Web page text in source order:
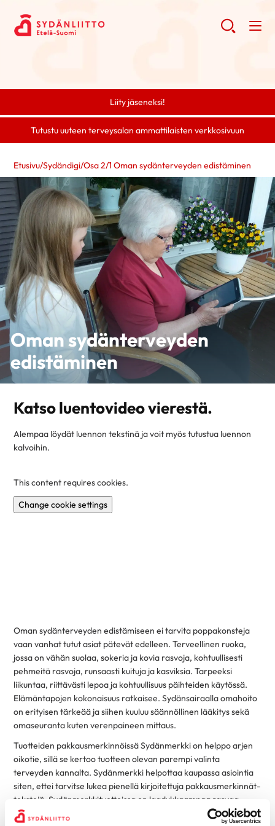
Liity jäseneksi!
Tutustu uuteen terveysalan ammattilaisten verkkosivuun
Etusivu/Sydändigi/Osa 2/1 Oman sydänterveyden edistäminen
Oman sydänterveyden
edistäminen
Katso luentovideo vierestä.
Alempaa löydät luennon tekstinä ja voit myös tutustua luennon
kalvoihin.
This content requires cookies.
Change cookie settings
Oman sydänterveyden edistämiseen ei tarvita poppakonsteja
vaan vanhat tutut asiat pätevät edelleen. Terveellinen ruoka,
jossa on vähän suolaa, sokeria ja kovia rasvoja, kohtuullisesti
pehmeitä rasvoja, runsaasti kuituja ja kasviksia. Tarpeeksi
liikuntaa, riittävästi lepoa ja kohtuullisuus päihteiden käytössä.
Elämäntapojen kokonaisuus ratkaisee. Sydänsairaalla omahoito
on erityisen tärkeää ja siihen kuuluu säännöllinen lääkitys sekä
omaseuranta kuten verenpaineen mittaus.
Tuotteiden pakkausmerkinnöissä Sydänmerkki on helppo arjen
oikotie, sillä se kertoo tuotteen olevan parempi valinta
terveyden kannalta. Sydänmerkki helpottaa kaupassa asiointia
siten, ettei tarvitse lukea pienellä kirjoitettuja pakkausmerkinnät-
tekstejä. Sydänmerkkituotteissa on laadukkaampaa rasvaa,
enemmän kuituja, vähemmän sokereita ja suolaa kuin